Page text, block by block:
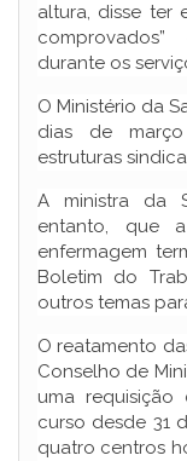
altura, disse ter
durante os
O Ministério da
dias de
estruturas
A ministra da
entanto, que
enfermagem
Boletim do
outros temas
O reatamento
Conselho de
uma
curso desde 31
quatro centros